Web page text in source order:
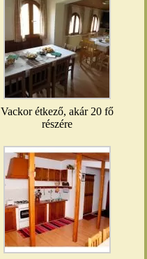
Vackor étkező, akár 20 fő
részére